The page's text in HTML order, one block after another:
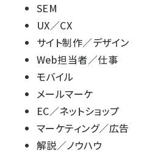
SEM
UX／CX
サイト制作／デザイン
Web担当者／仕事
モバイル
メールマーケ
EC／ネットショップ
マーケティング／広告
解説／ノウハウ